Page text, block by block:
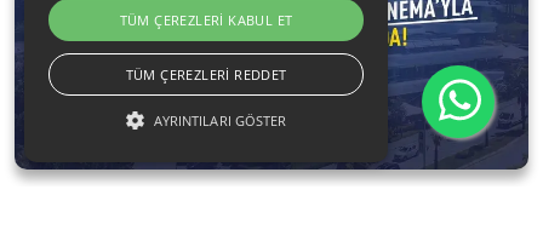
TÜM ÇEREZLERI KABUL ET
TÜM ÇEREZLERI REDDET
AYRINTILARI GÖSTER